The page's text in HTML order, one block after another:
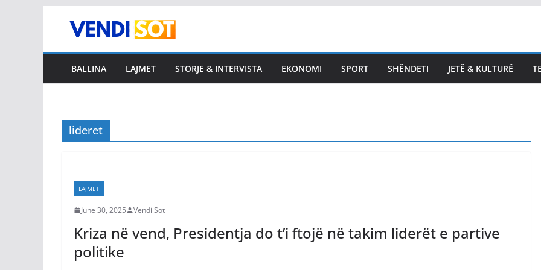
BALLINA LAJMET STORJE & INTERVISTA EKONOMI SPORT SHËNDETI JETË & KULTURË
lideret
LAJMET
June 30, 2025 Vendi Sot
Kriza në vend, Presidentja do t’i ftojë në takim liderët e partive
politike
ia ofron PDK pozitën e